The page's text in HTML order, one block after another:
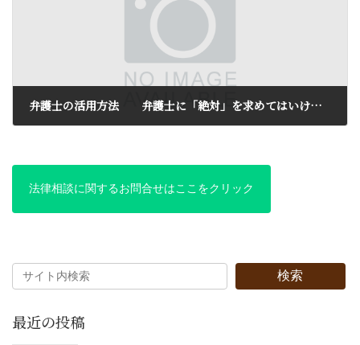
弁護士の活用方法 弁護士に「絶対」を求めてはいけない
法律相談に関するお問合せはここをクリック
検索
最近の投稿